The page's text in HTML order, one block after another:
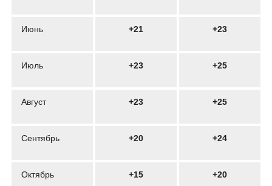
Июнь +21 +23
Июль +23 +25
Август +23 +25
Сентябрь +20 +24
Октябрь +15 +20